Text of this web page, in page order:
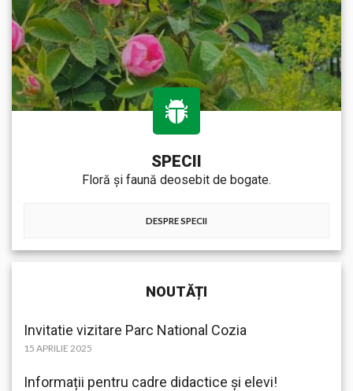
SPECII
Floră și faună deosebit de bogate.
DESPRE SPECII
NOUTĂȚI
Invitatie vizitare Parc National Cozia
15 APRILIE 2025
Informații pentru cadre didactice și elevi!